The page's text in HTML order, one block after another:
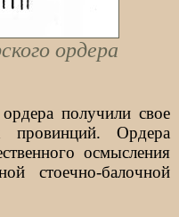
ордера
получили свое
провинций. Ордера
осмысления
стоечно-балочной